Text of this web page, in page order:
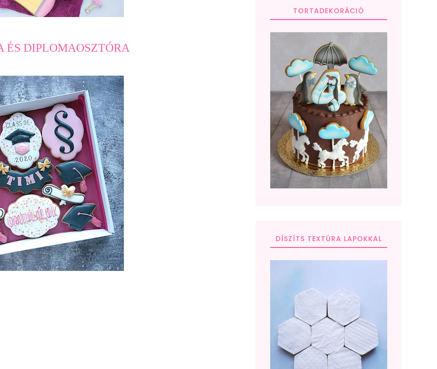
DIPLOMAOSZTÓRA
TORTADEKORÁCIÓ
DÍSZÍTS TEXTÚRA LAPOKKAL